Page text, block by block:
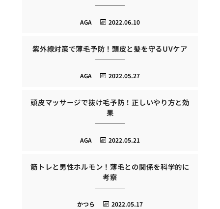
2022.06.10
AGA
紫外線対策で薄毛予防！頭皮と髪を守るUVケア
2022.05.27
AGA
頭皮マッサージで抜け毛予防！正しいやり方と効
果
2022.05.21
AGA
筋トレと男性ホルモン！薄毛との関係を科学的に
考察
2022.05.17
かつら